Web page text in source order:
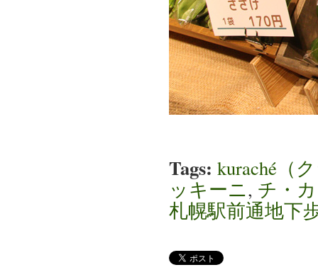
Tags: kuraché（
ッキーニ, チ・
札幌駅前通地下